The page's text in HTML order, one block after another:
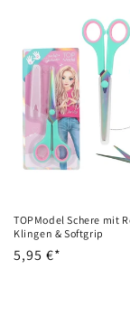
TOPModel Schere mit
Klingen & Softgrip
Normaler
5,95 €*